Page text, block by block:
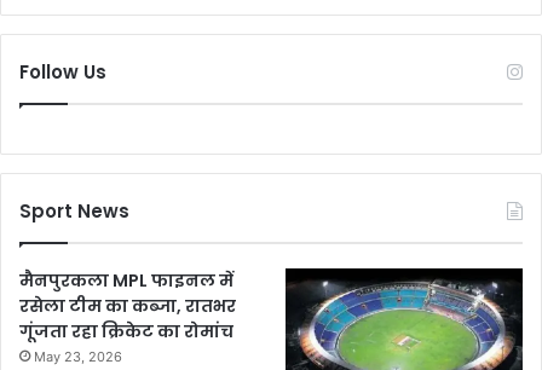
Follow Us
Sport News
मैनपुरकला MPL फाइनल में
रसेला टीम का कब्जा, रातभर
गूंजता रहा क्रिकेट का रोमांच
May 23, 2026